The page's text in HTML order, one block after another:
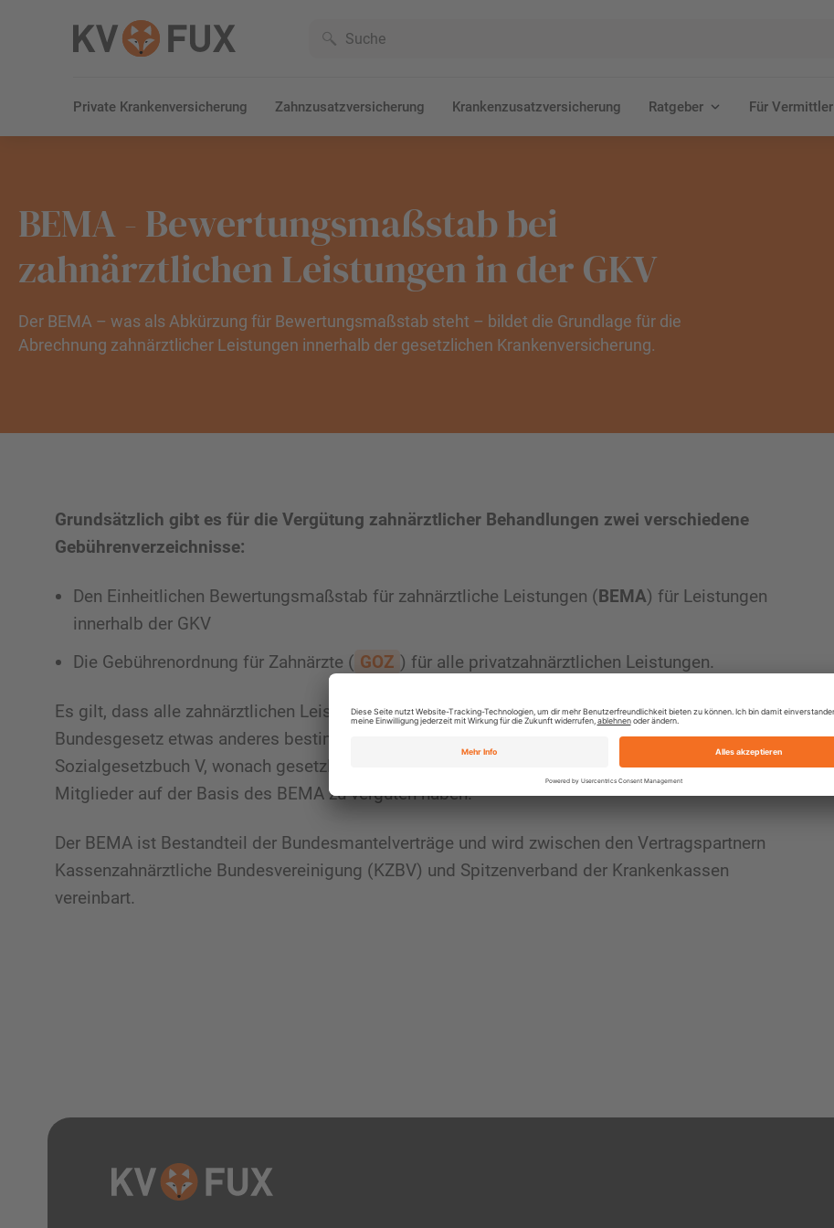
Private Krankenversicherung Zahnzusatzversicherung Krankenzusatzversicherung Ratgeber Für Vermittler
BEMA - Bewertungsmaßstab bei
zahnärztlichen Leistungen in der GKV
Der BEMA – was als Abkürzung für Bewertungsmaßstab steht – bildet die Grundlage für die
Abrechnung zahnärztlicher Leistungen innerhalb der gesetzlichen Krankenversicherung.
Grundsätzlich gibt es für die Vergütung zahnärztlicher Behandlungen zwei verschiedene
Gebührenverzeichnisse:
Den Einheitlichen Bewertungsmaßstab für zahnärztliche Leistungen (BEMA) für Leistungen
innerhalb der GKV
Die Gebührenordnung für Zahnärzte ( GOZ ) für alle privatzahnärztlichen Leistungen.
Es gilt, dass alle zahnärztlichen Leistungen nach der GOZ zu bezahlen sind, soweit nicht durch
Bundesgesetz etwas anderes bestimmt ist. „Etwas anderes“ bestimmt beispielsweise das
Sozialgesetzbuch V, wonach gesetzliche Krankenkassen zahnärztliche Leistungen für ihre
Mitglieder auf der Basis des BEMA zu vergüten haben.
Der BEMA ist Bestandteil der Bundesmantelverträge und wird zwischen den Vertragspartnern
Kassenzahnärztliche Bundesvereinigung (KZBV) und Spitzenverband der Krankenkassen
vereinbart.